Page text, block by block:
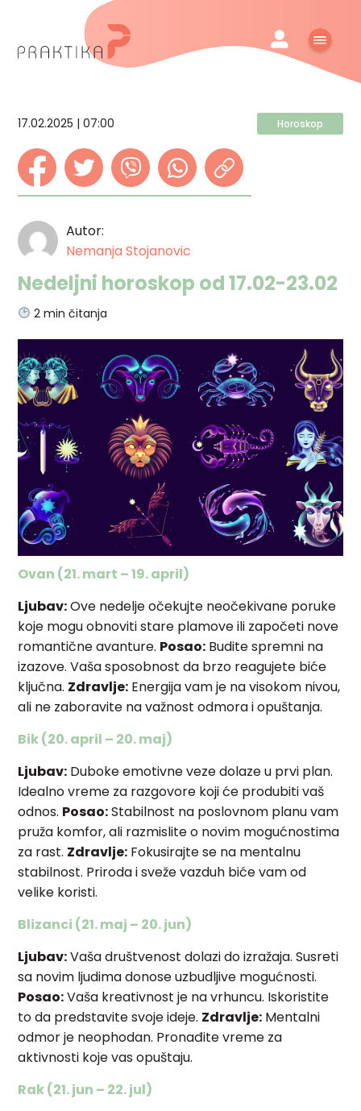
17.02.2025 | 07:00 Horoskop
Autor:
Nemanja Stojanovic
Nedeljni horoskop od 17.02-23.02
2 min čitanja
Ovan (21. mart – 19. april)
Ljubav:Ove nedelje očekujte neočekivane poruke
koje mogu obnoviti stare plamove ili započeti nove
romantične avanture. Posao: Budite spremni na
izazove. Vaša sposobnost da brzo reagujete biće
ključna. Zdravlje: Energija vam je na visokom nivou,
ali ne zaboravite na važnost odmora i opuštanja.
Bik (20. april – 20. maj)
Ljubav: Duboke emotivne veze dolaze u prvi plan.
Idealno vreme za razgovore koji će produbiti vaš
odnos. Posao:Stabilnost na poslovnom planu vam
pruža komfor, ali razmislite o novim mogućnostima
za rast. Zdravlje: Fokusirajte se na mentalnu
stabilnost. Priroda i sveže vazduh biće vam od
velike koristi.
Blizanci (21. maj – 20. jun)
Ljubav:Vaša društvenost dolazi do izražaja. Susreti
sa novim ljudima donose uzbudljive mogućnosti.
Posao:Vaša kreativnost je na vrhuncu. Iskoristite
to da predstavite svoje ideje. Zdravlje: Mentalni
odmor je neophodan. Pronađite vreme za
aktivnosti koje vas opuštaju.
Rak (21. jun – 22. jul)